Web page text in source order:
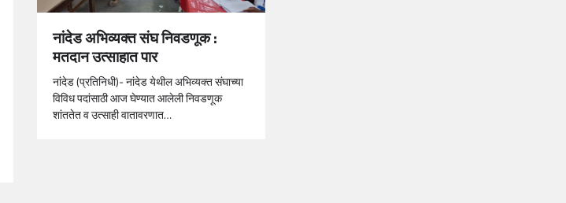
नांदेड अभिव्यक्त संघ निवडणूक :
मतदान उत्साहात पार
नांदेड (प्रतिनिधी)- नांदेड येथील अभिव्यक्त संघाच्या
विविध पदांसाठी आज घेण्यात आलेली निवडणूक
शांततेत व उत्साही वातावरणात…